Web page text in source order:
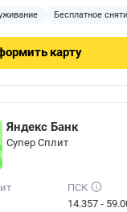
Бесплатное
карту
Яндекс Банк
Cупер Сплит
ПСК
14.357 -